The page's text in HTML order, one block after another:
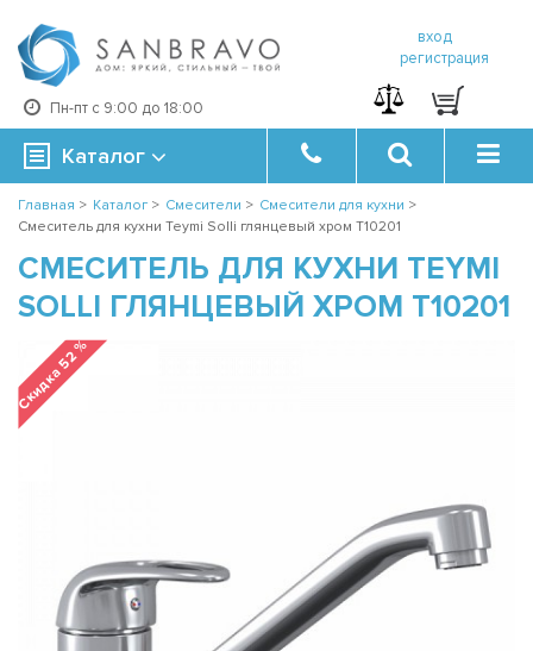
Пн-пт с 9:00 до 18:00
вход
регистрация
Каталог
Главная > Каталог > Смесители > Смесители для кухни >
Смеситель для кухни Teymi Solli глянцевый хром T10201
СМЕСИТЕЛЬ ДЛЯ КУХНИ TEYMI
SOLLI ГЛЯНЦЕВЫЙ ХРОМ T10201
Скидка 52 %